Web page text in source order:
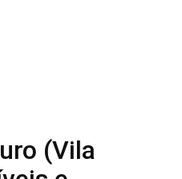
(Vila